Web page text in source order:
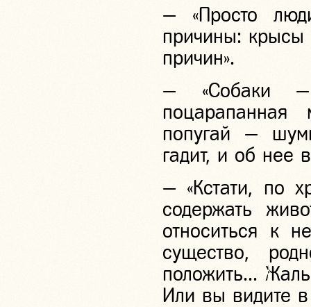
— «Просто
причины:
причин».
— «Собаки
попугай —
гадит, и об нее
— «Кстати, по
содержать
относиться к
существо,
положить...
Или вы видите в